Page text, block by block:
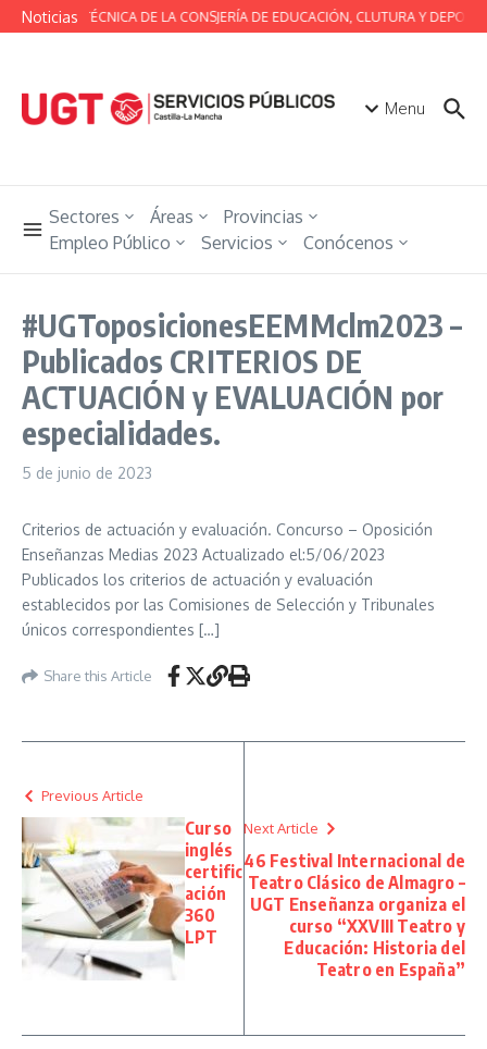
Saltar al contenido
Noticias
MESA TÉCNICA DE LA CONSJERÍA DE EDUCACIÓN, CLUTURA Y
Menu
Sectores Áreas
Provincias
Empleo Público
Servicios Conócenos
#UGToposicionesEEMMclm2023 –
Publicados CRITERIOS DE
ACTUACIÓN y EVALUACIÓN por
especialidades.
5 de junio de 2023
Criterios de actuación y evaluación. Concurso – Oposición
Enseñanzas Medias 2023 Actualizado el:5/06/2023
Publicados los criterios de actuación y evaluación
establecidos por las Comisiones de Selección y Tribunales
únicos correspondientes […]
Share this Article
Previous Article
Curso
inglés
certific
ación
360
LPT
Next Article
46 Festival Internacional de
Teatro Clásico de Almagro –
UGT Enseñanza organiza el
curso “XXVIII Teatro y
Educación: Historia del
Teatro en España”